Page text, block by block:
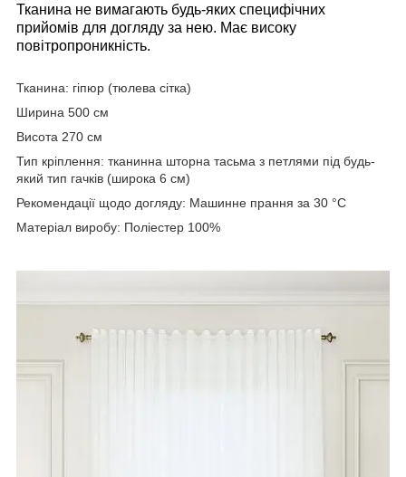
Тканина не вимагають будь-яких специфічних
прийомів для догляду за нею. Має високу
повітропроникність.
Тканина: гіпюр (тюлева сітка)
Ширина 500 см
Висота 270 см
Тип кріплення: тканинна шторна тасьма з петлями під будь-
який тип гачків (широка 6 см)
Рекомендації щодо догляду: Машинне прання за 30 °C
Матеріал виробу: Поліестер 100%